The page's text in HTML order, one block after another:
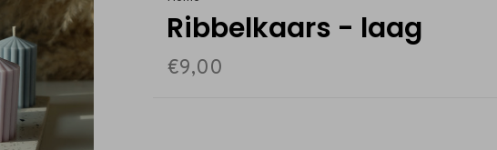
Ribbelkaars - laag
€9,00